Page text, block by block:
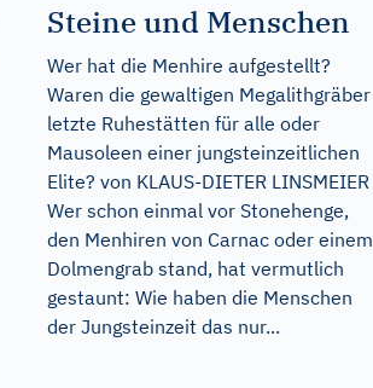
Steine und Menschen
Wer hat die Menhire aufgestellt?
Waren die gewaltigen Megalithgräber
letzte Ruhestätten für alle oder
Mausoleen einer jungsteinzeitlichen
Elite? von KLAUS-DIETER LINSMEIER
Wer schon einmal vor Stonehenge,
den Menhiren von Carnac oder einem
Dolmengrab stand, hat vermutlich
gestaunt: Wie haben die Menschen
der Jungsteinzeit das nur...